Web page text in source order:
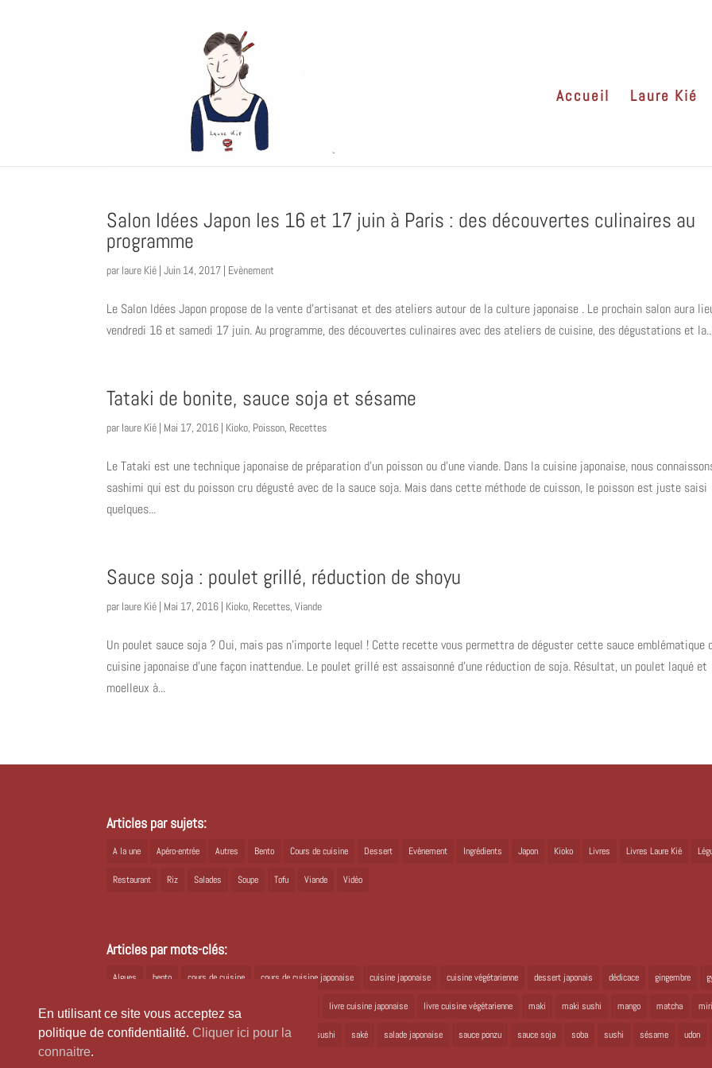
En utilisant ce site vous acceptez sa
politique de confidentialité. Cliquer ici pour la
connaitre.
Accueil Laure Kié
Salon Idées Japon les 16 et 17 juin à Paris : des découvertes culinaires au
programme
par laure Kié |Juin 14, 2017 | Evènement
Le Salon Idées Japon propose de la vente d’artisanat et des ateliers autour de la culture japonaise . Le prochain salon aura
vendredi 16 et samedi 17 juin. Au programme, des découvertes culinaires avec des ateliers de cuisine, des dégustations et
Tataki de bonite, sauce soja et sésame
par laure Kié | Mai 17, 2016 | Kioko, Poisson, Recettes
Le Tataki est une technique japonaise de préparation d’un poisson ou d’une viande. Dans la cuisine japonaise, nous
sashimi qui est du poisson cru dégusté avec de la sauce soja. Mais dans cette méthode de cuisson, le poisson est juste saisi
quelques...
Sauce soja : poulet grillé, réduction de shoyu
par laure Kié | Mai 17, 2016 | Kioko, Recettes,Viande
Un poulet sauce soja ? Oui, mais pas n’importe lequel ! Cette recette vous permettra de déguster cette sauce emblématique
cuisine japonaise d’une façon inattendue. Le poulet grillé est assaisonné d’une réduction de soja. Résultat, un poulet laqué et
moelleux à...
Articles par sujets:
A la une Apéro-entrée Autres Bento Cours de cuisine Dessert Evènement Ingrédients Japon Kioko Livres Livres Laure Kié
Restaurant Riz Salades Soupe Tofu Viande Vidéo
Articles par mots-clés:
Algues bento cours de cuisine cours de cuisine japonaise cuisine japonaise cuisine végétarienne dessert japonais dédicace gingembre
Japon livre cuisine japonaise livre cuisine végétarienne maki maki sushi mango matcha
ramen recette bento recette japonaise recette sushi saké salade japonaise sauce ponzu sauce soja soba sushi sésame udon